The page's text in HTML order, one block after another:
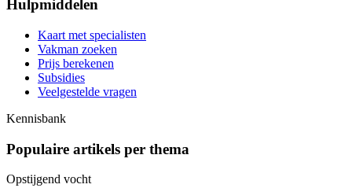
Hulpmiddelen
Kaart met specialisten
Vakman zoeken
Prijs berekenen
Subsidies
Veelgestelde vragen
Kennisbank
Populaire artikels per thema
Opstijgend vocht